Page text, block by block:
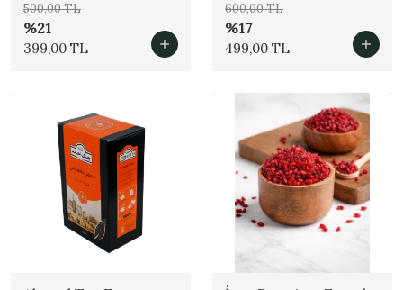
500,00 TL
%21
399,00 TL
600,00 TL
%17
499,00 TL